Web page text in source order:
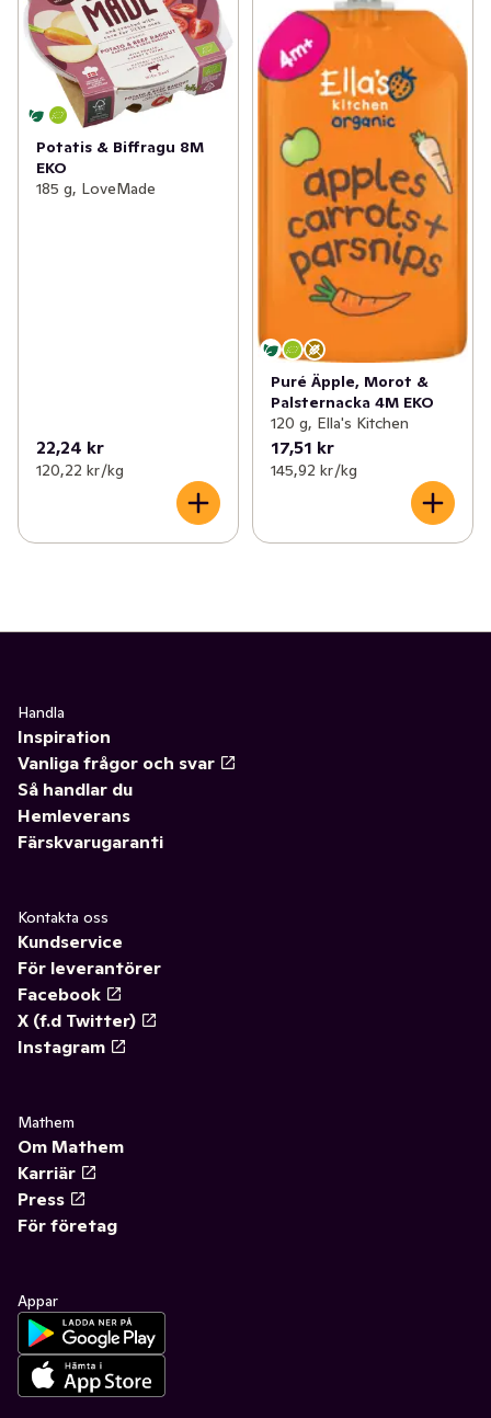
Potatis & Biffragu 8M
EKO
185 g, LoveMade
22,24 kr
120,22 kr /kg
Puré Äpple, Morot &
Palsternacka 4M EKO
120 g, Ella's Kitchen
17,51 kr
145,92 kr /kg
Handla
Inspiration
Vanliga frågor och svar
Så handlar du
Hemleverans
Färskvarugaranti
Kontakta oss
Kundservice
För leverantörer
Facebook
X (f.d Twitter)
Instagram
Mathem
Om Mathem
Karriär
Press
För företag
Appar